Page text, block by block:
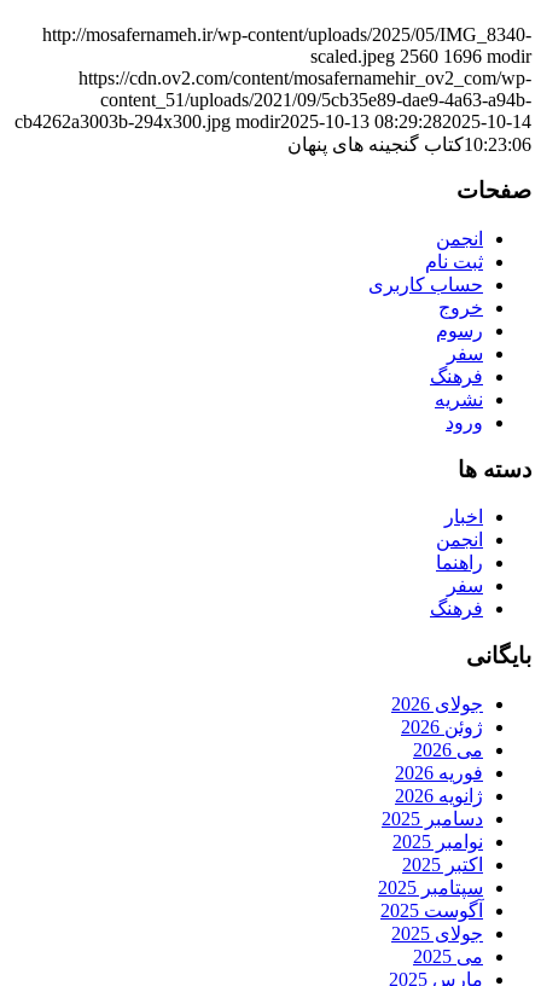
http://mosafernameh.ir/wp-content/uploads/2025/05/IMG_8340-
scaled.jpeg 2560 1696 modir
https://cdn.ov2.com/content/mosafernamehir_ov2_com/wp-
content_51/uploads/2021/09/5cb35e89-dae9-4a63-a94b-
cb4262a3003b-294x300.jpg modir2025-10-13 08:29:282025-10-14
10:23:06کتاب گنجینه های پنهان
صفحات
انجمن
ثبت نام
حساب کاربری
خروج
رسوم
سفر
فرهنگ
نشریه
ورود
دسته ها
اخبار
انجمن
راهنما
سفر
فرهنگ
بایگانی
جولای 2026
ژوئن 2026
می 2026
فوریه 2026
ژانویه 2026
دسامبر 2025
نوامبر 2025
اکتبر 2025
سپتامبر 2025
آگوست 2025
جولای 2025
می 2025
مارس 2025